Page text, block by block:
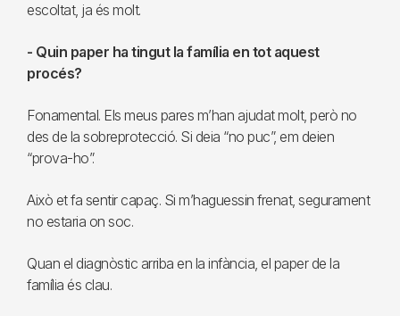
escoltat, ja és molt.
- Quin paper ha tingut la família en tot aquest
procés?
Fonamental. Els meus pares m’han ajudat molt, però no
des de la sobreprotecció. Si deia “no puc”, em deien
“prova-ho”.
Això et fa sentir capaç. Si m’haguessin frenat, segurament
no estaria on soc.
Quan el diagnòstic arriba en la infància, el paper de la
família és clau.